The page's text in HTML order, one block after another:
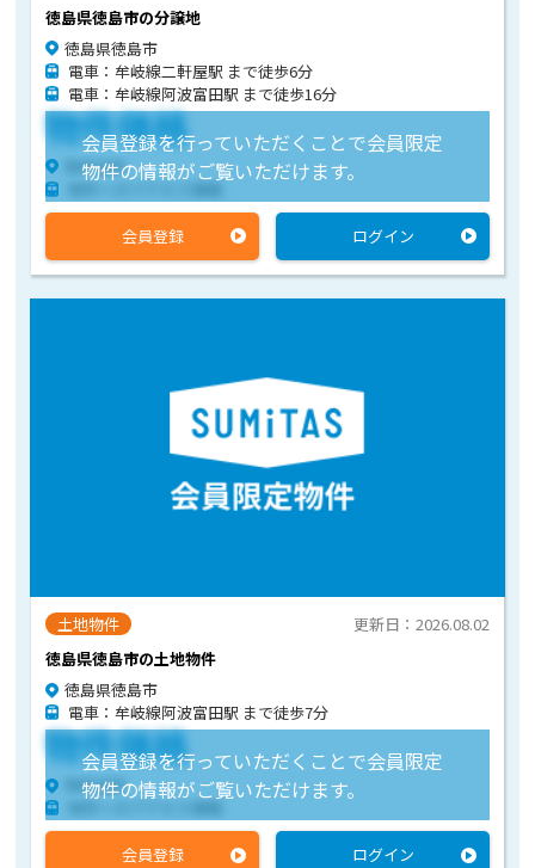
徳島県徳島市の分譲地
徳島県徳島市
電車：牟岐線二軒屋駅 まで徒歩6分
電車：牟岐線阿波富田駅 まで徒歩16分
会員登録を行っていただくことで会員限定
物件の情報がご覧いただけます。
物件価格
物件住所
物件へのアクセス情報
会員登録 ログイン
土地物件
徳島県徳島市の土地物件
更新日：2026.08.02
徳島県徳島市
電車：牟岐線阿波富田駅 まで徒歩7分
会員登録を行っていただくことで会員限定
物件の情報がご覧いただけます。
物件価格
物件住所
会員登録 ログイン